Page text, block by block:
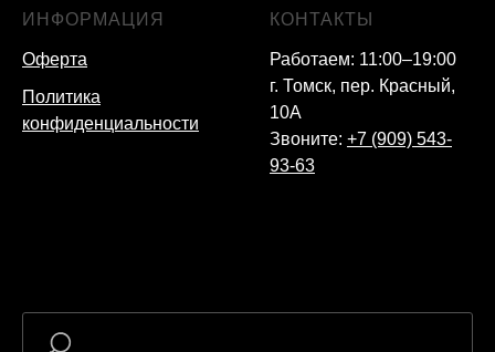
ИНФОРМАЦИЯ
Оферта
Политика
конфиденциальности
КОНТАКТЫ
Работаем: 11:00–19:00
г. Томск, пер. Красный,
10А
Звоните: +7 (909) 543-
93-63